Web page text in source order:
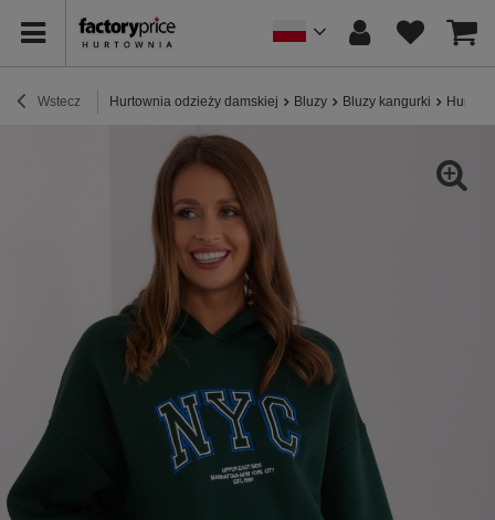
Wstecz Hurtownia odzieży damskiej Bluzy Bluzy kangurki Hurt